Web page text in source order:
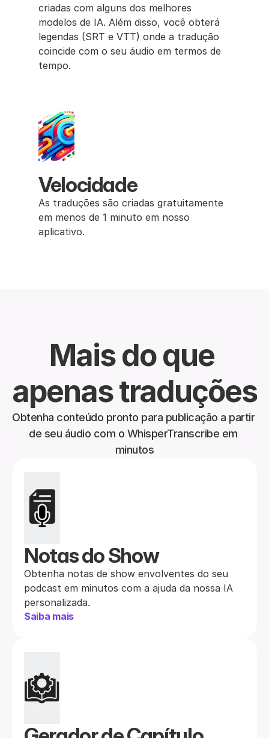
criadas com alguns dos melhores
modelos de IA. Além disso, você obterá
legendas (SRT e VTT) onde a tradução
coincide com o seu áudio em termos de
tempo.
Velocidade
As traduções são criadas gratuitamente
em menos de 1 minuto em nosso
aplicativo.
Mais do que
apenas traduções
Obtenha conteúdo pronto para publicação a partir
de seu áudio com o WhisperTranscribe em
minutos
Notas do Show
Obtenha notas de show envolventes do seu
podcast em minutos com a ajuda da nossa IA
personalizada.
Saiba mais